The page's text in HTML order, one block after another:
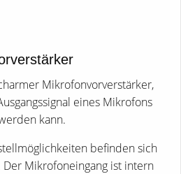
Mikrofonvorverstärker,
eines Mikrofons
kann.
befinden sich
Mikrofoneingang ist intern